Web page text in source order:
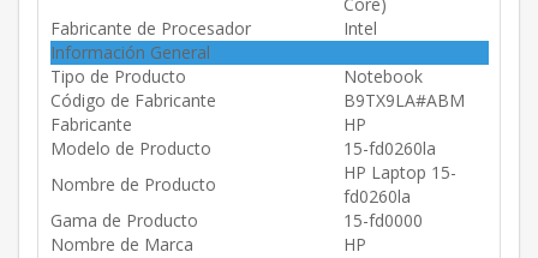
Fabricante de Procesador
Intel
Información General
Tipo de Producto
Notebook
Código de Fabricante
B9TX9LA#ABM
Fabricante
HP
Modelo de Producto
15-fd0260la
Nombre de Producto
HP Laptop 15-
fd0260la
Gama de Producto
15-fd0000
Nombre de Marca
HP